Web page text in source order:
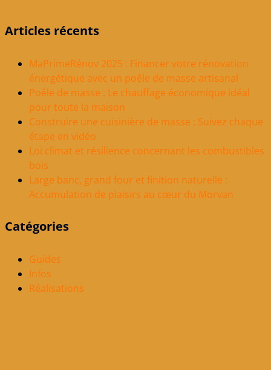
Articles récents
MaPrimeRénov 2025 : Financer votre rénovation
énergétique avec un poêle de masse artisanal
Poêle de masse : Le chauffage économique idéal
pour toute la maison
Construire une cuisinière de masse : Suivez chaque
étape en vidéo
Loi climat et résilience concernant les combustibles
bois
Large banc, grand four et finition naturelle :
Accumulation de plaisirs au cœur du Morvan
Catégories
Guides
Infos
Réalisations